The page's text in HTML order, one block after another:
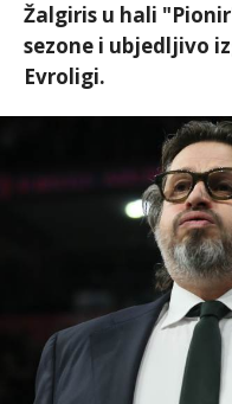
Žalgiris u hali
sezone i ubjedljivo
Evroligi.